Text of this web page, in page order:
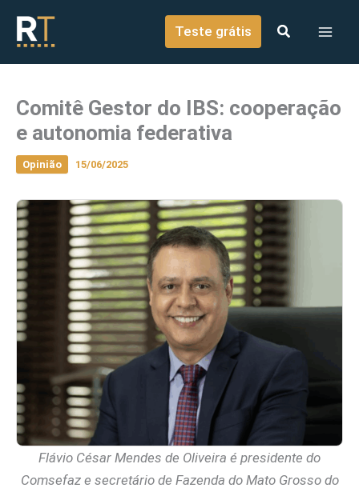
conteúdo
Teste grátis
Comitê Gestor do IBS: cooperação
e autonomia federativa
Opinião 15/06/2025
Flávio César Mendes de Oliveira é presidente do
Comsefaz e secretário de Fazenda do Mato Grosso do